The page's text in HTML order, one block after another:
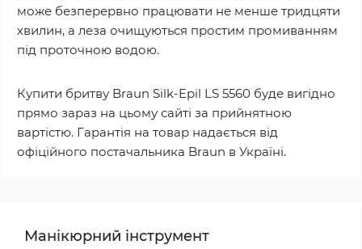
може безперервно працювати не менше тридцяти
хвилин, а леза очищуються простим промиванням
під проточною водою.
Купити бритву Braun Silk-Epil LS 5560 буде вигідно
прямо зараз на цьому сайті за прийнятною
вартістю. Гарантія на товар надається від
офіційного постачальника Braun в Україні.
Манікюрний інструмент